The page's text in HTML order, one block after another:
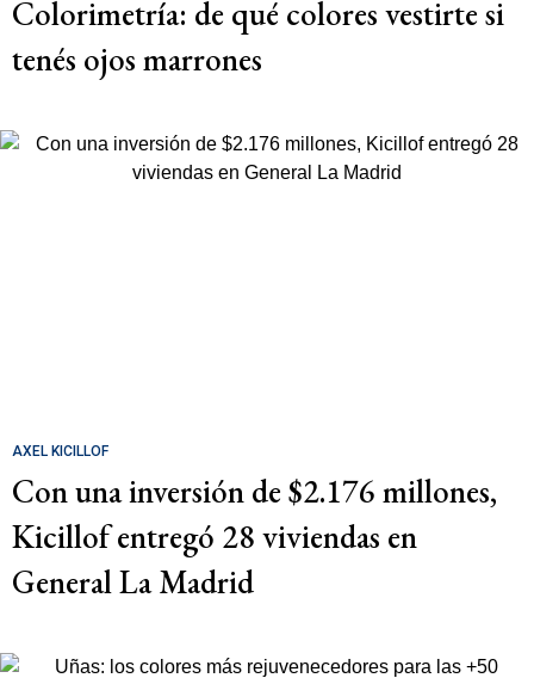
Colorimetría: de qué colores vestirte si
tenés ojos marrones
AXEL KICILLOF
Con una inversión de $2.176 millones,
Kicillof entregó 28 viviendas en
General La Madrid